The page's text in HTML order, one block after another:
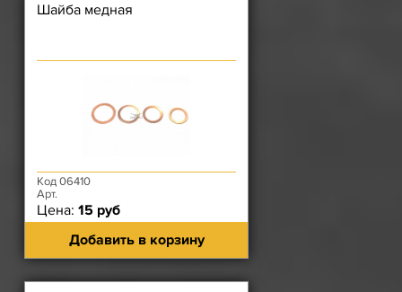
Шайба медная
Код 06410
Арт.
Цена: 15 руб
Добавить в корзину